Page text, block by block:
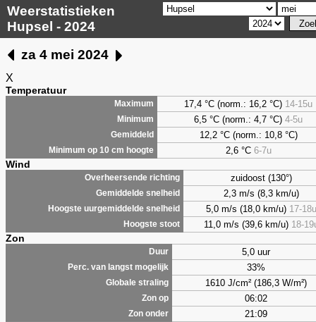
Weerstatistieken
Hupsel - 2024
za 4 mei 2024
X
Temperatuur
Maximum 17,4 °C (norm.: 16,2 °C) 14-15u
Minimum 6,5 °C (norm.: 4,7 °C) 4-5u
Gemiddeld 12,2 °C (norm.: 10,8 °C)
Minimum op 10 cm hoogte 2,6°C 6-7u
Wind
Overheersende richting zuidoost (130°)
Gemiddelde snelheid 2,3 m/s (8,3 km/u)
Hoogste uurgemiddelde snelheid 5,0 m/s (18,0 km/u) 17-18u
Hoogste stoot 11,0 m/s (39,6 km/u) 18-
Zon
Duur 5,0 uur
Perc. van langst mogelijk 33%
Globale straling 1610 J/cm² (186,3 W/m²)
Zon op 06:02
Zon onder 21:09